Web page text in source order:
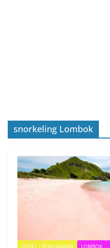
snorkeling Lombok
HOTEL / PENGINAPAN LOMBOK